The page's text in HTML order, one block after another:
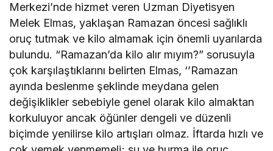
Merkezi’nde hizmet veren Uzman Diyetisyen
Melek Elmas, yaklaşan Ramazan öncesi sağlıklı
oruç tutmak ve kilo almamak için önemli uyarılarda
bulundu. “Ramazan’da kilo alır mıyım?” sorusuyla
çok karşılaştıklarını belirten Elmas, ‘’Ramazan
ayında beslenme şeklinde meydana gelen
değişiklikler sebebiyle genel olarak kilo almaktan
korkuluyor ancak öğünler dengeli ve düzenli
biçimde yenilirse kilo artışları olmaz. İftarda hızlı ve